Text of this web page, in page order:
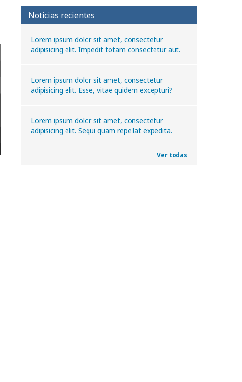
Noticias recientes
Lorem ipsum dolor sit amet, consectetur
adipisicing elit. Impedit totam consectetur aut.
Lorem ipsum dolor sit amet, consectetur
adipisicing elit. Esse, vitae quidem excepturi?
Lorem ipsum dolor sit amet, consectetur
adipisicing elit. Sequi quam repellat expedita.
Ver todas